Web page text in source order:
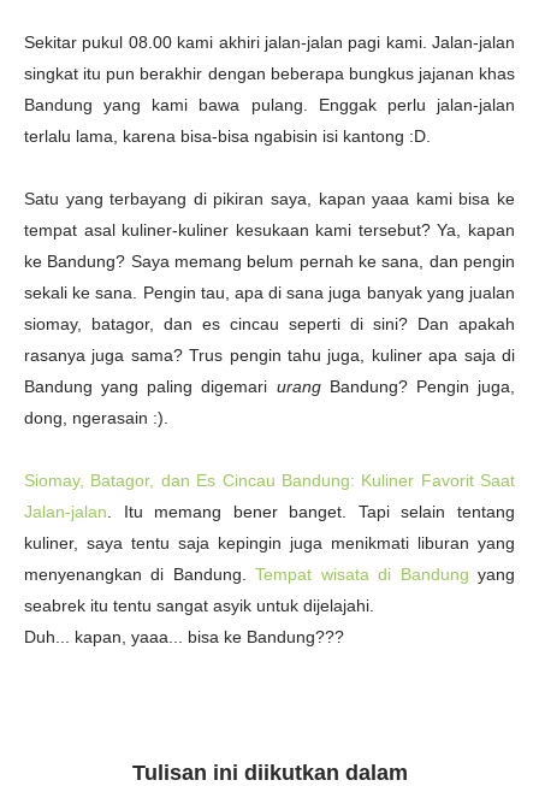
Sekitar pukul 08.00 kami akhiri jalan-jalan pagi kami. Jalan-jalan
singkat itu pun berakhir dengan beberapa bungkus jajanan khas
Bandung yang kami bawa pulang. Enggak perlu jalan-jalan
terlalu lama, karena bisa-bisa ngabisin isi kantong :D.
Satu yang terbayang di pikiran saya, kapan yaaa kami bisa ke
tempat asal kuliner-kuliner kesukaan kami tersebut? Ya, kapan
ke Bandung? Saya memang belum pernah ke sana, dan pengin
sekali ke sana. Pengin tau, apa di sana juga banyak yang jualan
siomay, batagor, dan es cincau seperti di sini? Dan apakah
rasanya juga sama? Trus pengin tahu juga, kuliner apa saja di
Bandung yang paling digemari urang Bandung? Pengin juga,
dong, ngerasain :).
Siomay, Batagor, dan Es Cincau Bandung: Kuliner Favorit Saat
Jalan-jalan . Itu memang bener banget. Tapi selain tentang
kuliner, saya tentu saja kepingin juga menikmati liburan yang
menyenangkan di Bandung.Tempat wisata di Bandung yang
seabrek itu tentu sangat asyik untuk dijelajahi.
Duh... kapan, yaaa... bisa ke Bandung???
Tulisan ini diikutkan dalam